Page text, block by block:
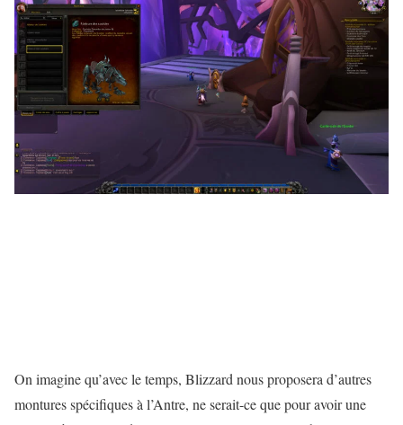
On imagine qu’avec le temps, Blizzard nous proposera d’autres
montures spécifiques à l’Antre, ne serait-ce que pour avoir une